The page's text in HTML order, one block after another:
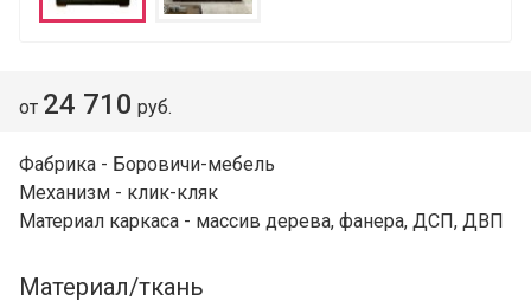
от 24 710 руб.
Фабрика - Боровичи-мебель
Механизм - клик-кляк
Материал каркаса - массив дерева, фанера, ДСП, ДВП
Материал/ткань